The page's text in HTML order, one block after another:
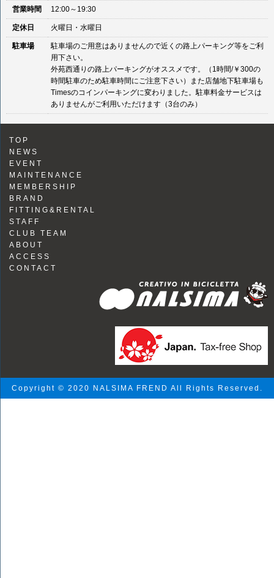
営業時間 12:00～19:30
定休日 火曜日・水曜日
駐車場
駐車場のご用意はありませんので近くの路上パーキング等をご利
用下さい。
外苑西通りの路上パーキングがオススメです。（1時間/￥300の
時間駐車のため駐車時間にご注意下さい）また店舗地下駐車場も
Timesのコインパーキングに変わりました。駐車料金サービスは
ありませんがご利用いただけます（3台のみ）
TOP
NEWS
EVENT
MAINTENANCE
MEMBERSHIP
BRAND
FITTING&RENTAL
STAFF
CLUB TEAM
ABOUT
ACCESS
CONTACT
Copyright © 2020 NALSIMA FREND All Rights Reserved.